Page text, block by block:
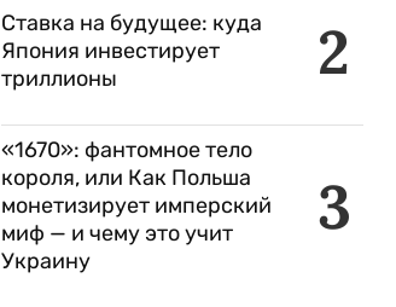
2
Ставка на будущее: куда
Япония инвестирует
триллионы
3
«1670»: фантомное тело
короля, или Как Польша
монетизирует имперский
миф — и чему это учит
Украину